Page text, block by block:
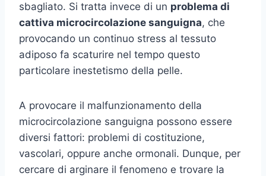
sbagliato. Si tratta invece di un problema di
cattiva microcircolazione sanguigna, che
provocando un continuo stress al tessuto
adiposo fa scaturire nel tempo questo
particolare inestetismo della pelle.
A provocare il malfunzionamento della
microcircolazione sanguigna possono essere
diversi fattori: problemi di costituzione,
vascolari, oppure anche ormonali. Dunque, per
cercare di arginare il fenomeno e trovare la